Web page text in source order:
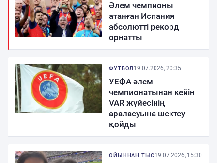
Әлем чемпионы
атанған Испания
абсолютті рекорд
орнатты
ФУТБОЛ 19.07.2026, 20:35
УЕФА әлем
чемпионатынан кейін
VAR жүйесінің
араласуына шектеу
қойды
ОЙЫННАН ТЫС19.07.2026, 15:30